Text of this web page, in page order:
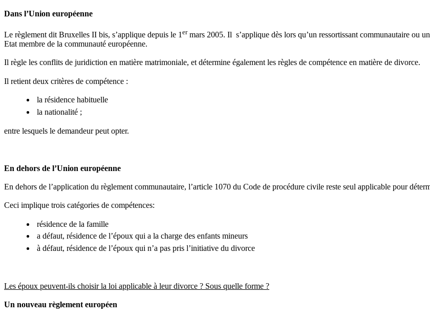
Dans l’Union européenne
Le règlement dit Bruxelles II bis, s’applique depuis le 1 ermars 2005. Il s’applique dès lors qu’un ressortissant communautaire ou
Etat membre de la communauté européenne.
Il règle les conflits de juridiction en matière matrimoniale, et détermine également les règles de compétence en matière de divorce.
Il retient deux critères de compétence :
la résidence habituelle
la nationalité ;
entre lesquels le demandeur peut opter.
En dehors de l’Union européenne
En dehors de l’application du règlement communautaire, l’article 1070 du Code de procédure civile reste seul applicable pour
Ceci implique trois catégories de compétences:
résidence de la famille
a défaut, résidence de l’époux qui a la charge des enfants mineurs
à défaut, résidence de l’époux qui n’a pas pris l’initiative du divorce
Les époux peuvent-ils choisir la loi applicable à leur divorce ? Sous quelle forme ?
Un nouveau règlement européen